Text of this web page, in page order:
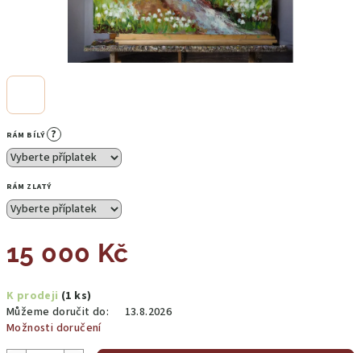
RÁM BÍLÝ ?
RÁM ZLATÝ
15 000 Kč
cena:
K prodeji (1 ks)
Můžeme doručit do:
13.8.2026
Možnosti doručení